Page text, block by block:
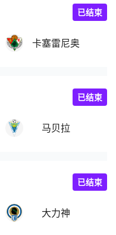
卡塞雷尼奥
已结束
马贝拉
已结束
大力神
已结束